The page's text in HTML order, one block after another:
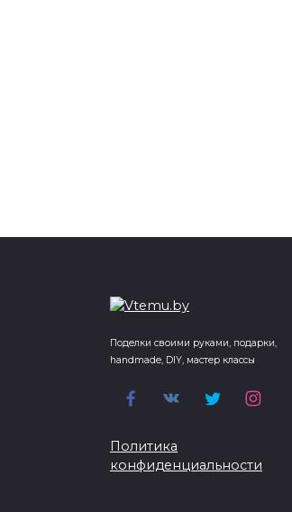
Поделки своими руками, подарки,
handmade, DIY, мастер классы
Политика
конфиденциальности